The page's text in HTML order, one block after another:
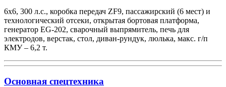
6х6, 300 л.с., коробка передач ZF9, пассажирский (6 мест) и
технологический отсеки, открытая бортовая платформа,
генератор EG-202, сварочный выпрямитель, печь для
электродов, верстак, стол, диван-рундук, люлька, макс. г/п
КМУ – 6,2 т.
Основная спецтехника